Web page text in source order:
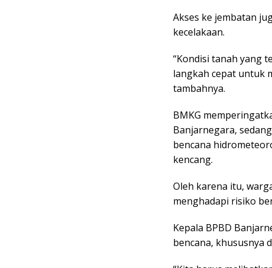
Akses ke jembatan
kecelakaan.
“Kondisi tanah yang
langkah cepat untuk
tambahnya.
BMKG
Banjarnegara,
bencana
kencang.
Oleh karena itu,
menghadapi risiko
Kepala BPBD
bencana, khususnya